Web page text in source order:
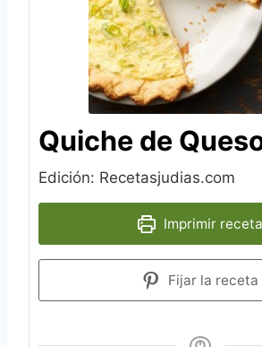
Quiche de
Edición: Recetasjudias.com
Imprimir receta
Fijar la receta